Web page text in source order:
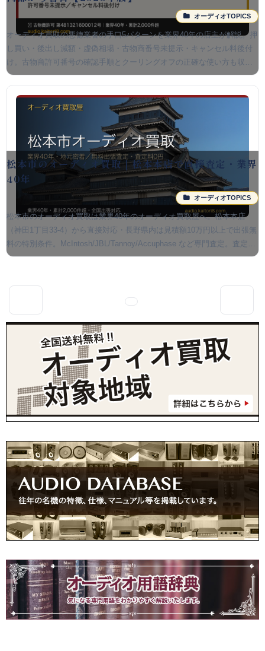
オーディオTOPICS
オーディオ買取の悪徳業者の手口5パターンを業界40年の店主が解説。押
し買い・後出し減額・虚偽相場・古物商番号未提示・キャンセル料後付
け。古物商許可番号の確認手順とクーリングオフの正確な使い方も収
録。
松本市のオーディオ買取｜松本本店で直接査定・業界
40年
オーディオTOPICS
松本市のオーディオ買取は業界40年のオーディオ買取屋へ。松本本店
（神田1丁目33-4）から直接対応・長野県内は見積額10万円以上で出張無
料の特別条件。McIntosh/JBL/Tannoy/Accuphase など専門査定。査定
料・出張料無料。